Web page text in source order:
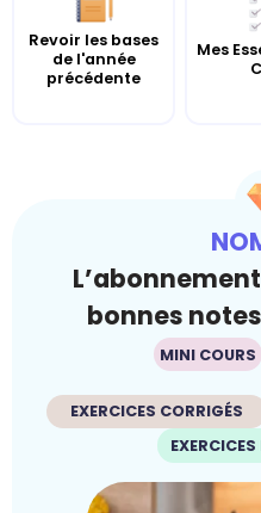
Revoir les bases
de l'année
précédente
Mes
bonnes
MINI COURS
EXERCICES CORRIGÉS